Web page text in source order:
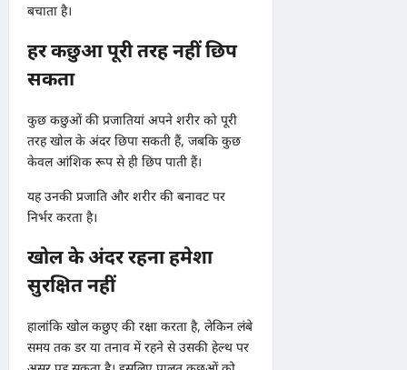
बचाता है।
हर कछुआ पूरी तरह नहीं छिप
सकता
कुछ कछुओं की प्रजातियां अपने शरीर को पूरी
तरह खोल के अंदर छिपा सकती हैं, जबकि कुछ
केवल आंशिक रूप से ही छिप पाती हैं।
यह उनकी प्रजाति और शरीर की बनावट पर
निर्भर करता है।
खोल के अंदर रहना हमेशा
सुरक्षित नहीं
हालांकि खोल कछुए की रक्षा करता है, लेकिन लंबे
समय तक डर या तनाव में रहने से उसकी हेल्थ पर